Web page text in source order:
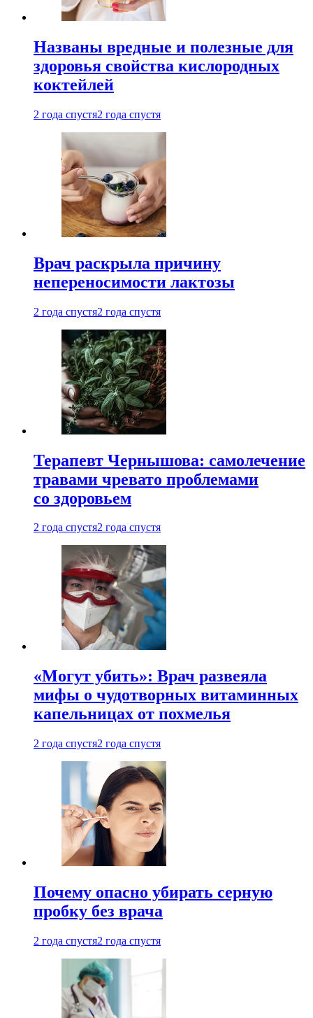
Названы вредные и полезные для
здоровья свойства кислородных
коктейлей
2 года спустя2 года спустя
Врач раскрыла причину
непереносимости лактозы
2 года спустя2 года спустя
Терапевт Чернышова: самолечение
травами чревато проблемами
со здоровьем
2 года спустя2 года спустя
«Могут убить»: Врач развеяла
мифы о чудотворных витаминных
капельницах от похмелья
2 года спустя2 года спустя
Почему опасно убирать серную
пробку без врача
2 года спустя2 года спустя